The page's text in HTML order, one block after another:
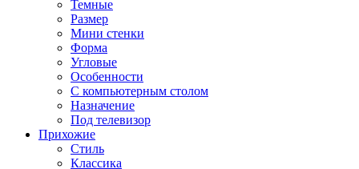
Темные
Размер
Мини стенки
Форма
Угловые
Особенности
С компьютерным столом
Назначение
Под телевизор
Прихожие
Стиль
Классика